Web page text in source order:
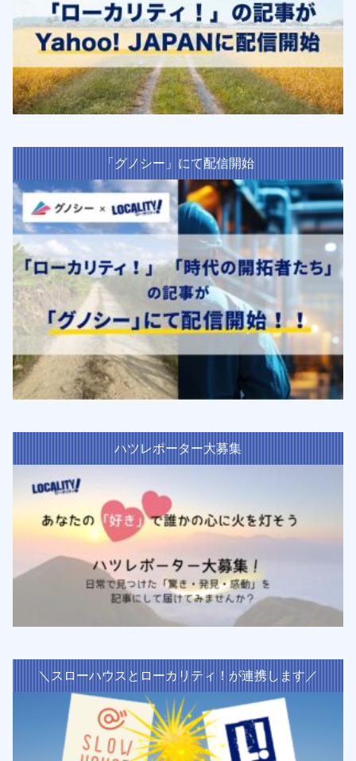
「グノシー」にて配信開始
ハツレポーター大募集
＼スローハウスとローカリティ！が連携します／